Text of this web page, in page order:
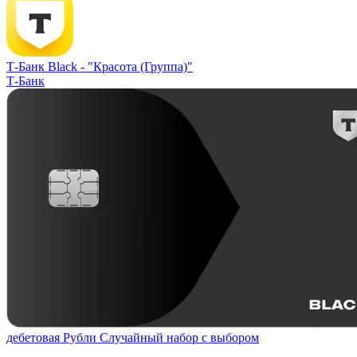
Т-Банк Black - "Красота (Группа)"
Т-Банк
дебетовая Рубли Случайный набор с выбором